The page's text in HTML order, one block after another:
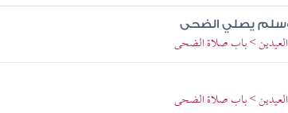
وسلم يصلي الضحى
العيدين > باب صلاة الضحى
العيدين > باب صلاة الضحى